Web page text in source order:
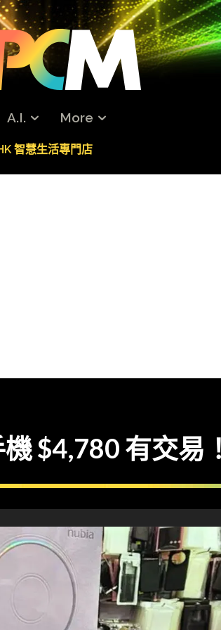
A.I. More
智慧生活專門店
$4,780 有交易